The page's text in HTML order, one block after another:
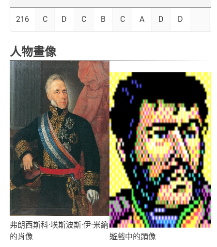
216 C D C B C A D D
人物畫像
弗朗西斯科·埃斯波斯·伊·米納
的肖像
遊戲中的頭像